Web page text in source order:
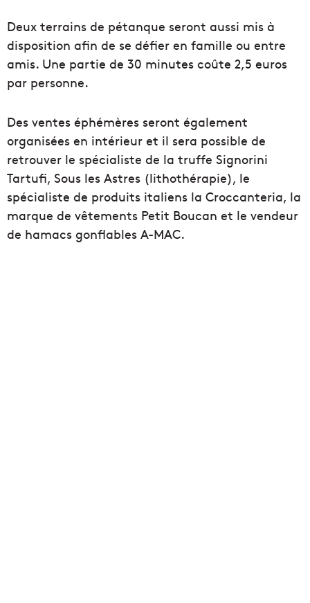
Deux terrains de pétanque seront aussi mis à
disposition afin de se défier en famille ou entre
amis. Une partie de 30 minutes coûte 2,5 euros
par personne.
Des ventes éphémères seront également
organisées en intérieur et il sera possible de
retrouver le spécialiste de la truffe Signorini
Tartufi, Sous les Astres (lithothérapie), le
spécialiste de produits italiens la Croccanteria, la
marque de vêtements Petit Boucan et le vendeur
de hamacs gonflables A-MAC.